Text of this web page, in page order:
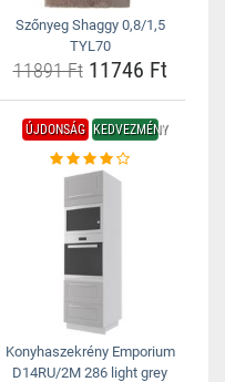
Szőnyeg Shaggy 0,8/1,5
TYL70
11891 Ft11746 Ft
ÚJDONSÁG KEDVEZMÉNY
Konyhaszekrény Emporium
D14RU/2M 286 light grey